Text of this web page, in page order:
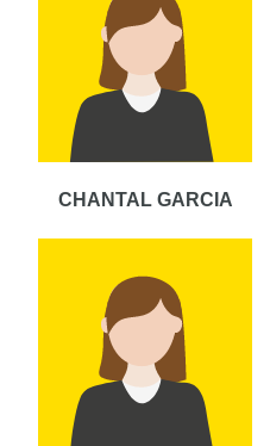
CHANTAL GARCIA